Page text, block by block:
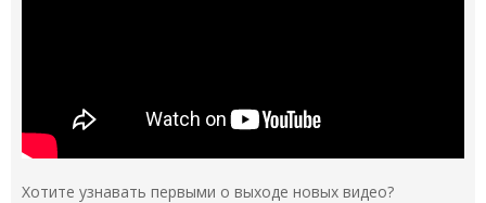
Хотите узнавать первыми о выходе новых видео?